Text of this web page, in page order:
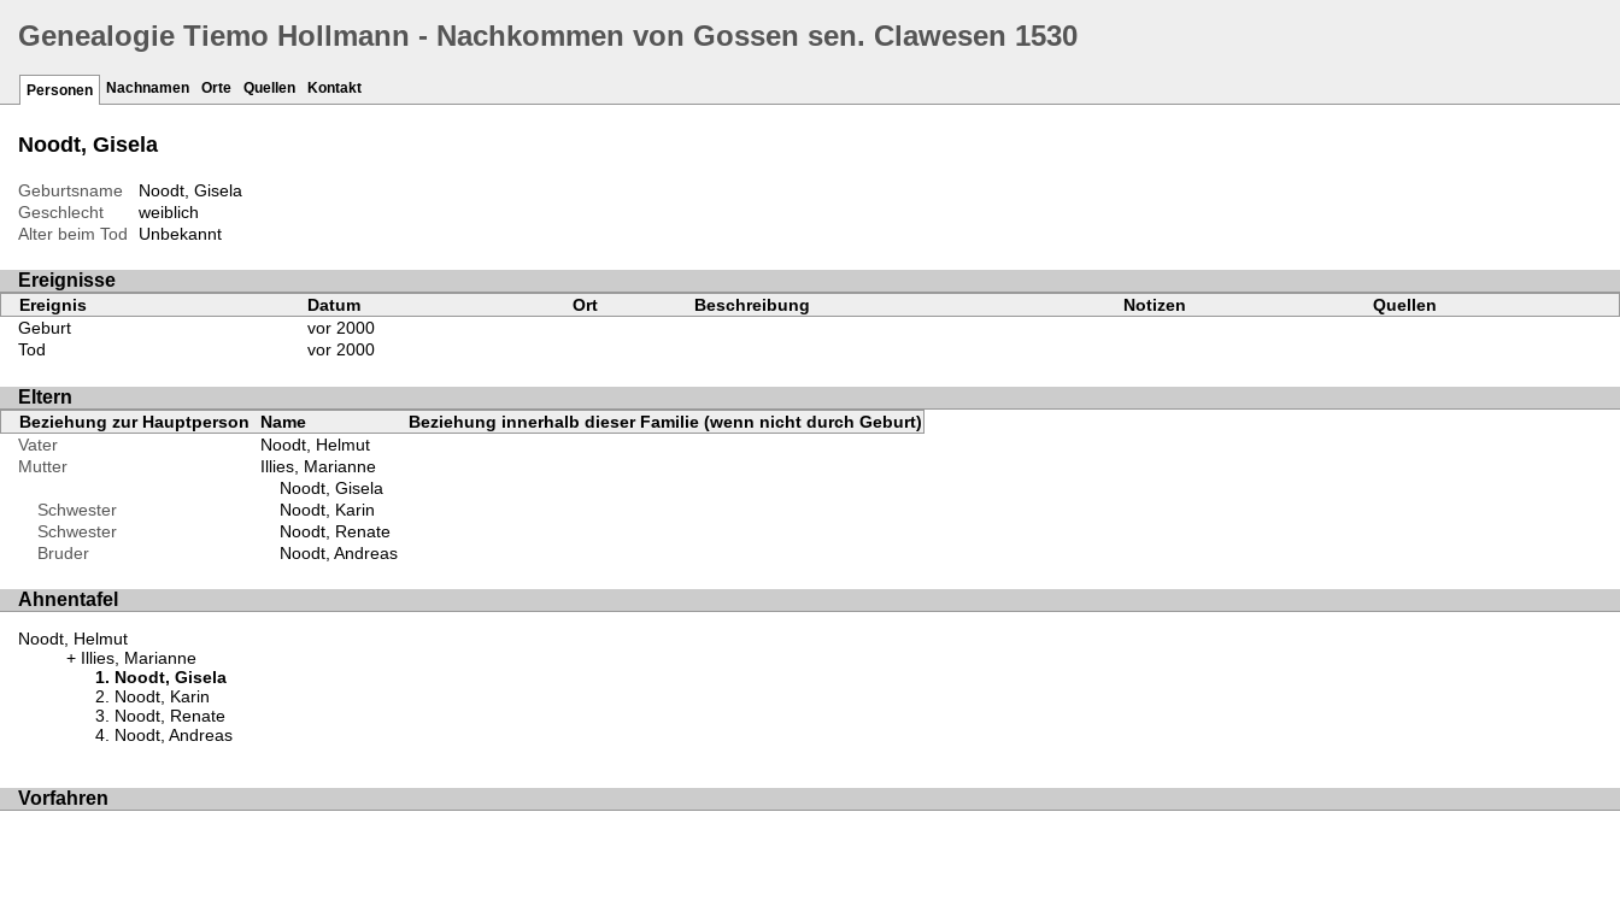
Genealogie Tiemo Hollmann - Nachkommen von Gossen sen. Clawesen 1530
Personen Nachnamen Orte Quellen Kontakt
Noodt, Gisela
Geburtsname
Noodt, Gisela
Geschlecht
weiblich
Alter beim Tod
Unbekannt
Ereignisse
Ereignis Datum Ort Beschreibung Notizen
Quellen
Geburt
vor 2000
Tod
vor 2000
Eltern
Beziehung zur Hauptperson Name
Beziehung innerhalb dieser Familie (wenn nicht durch Geburt)
Vater
Noodt, Helmut
Mutter
Illies, Marianne
Noodt, Gisela
Schwester
Noodt, Karin
Schwester
Noodt, Renate
Bruder
Noodt, Andreas
Ahnentafel
Noodt, Helmut
Illies, Marianne
Noodt, Gisela
Noodt, Karin
Noodt, Renate
Noodt, Andreas
Vorfahren